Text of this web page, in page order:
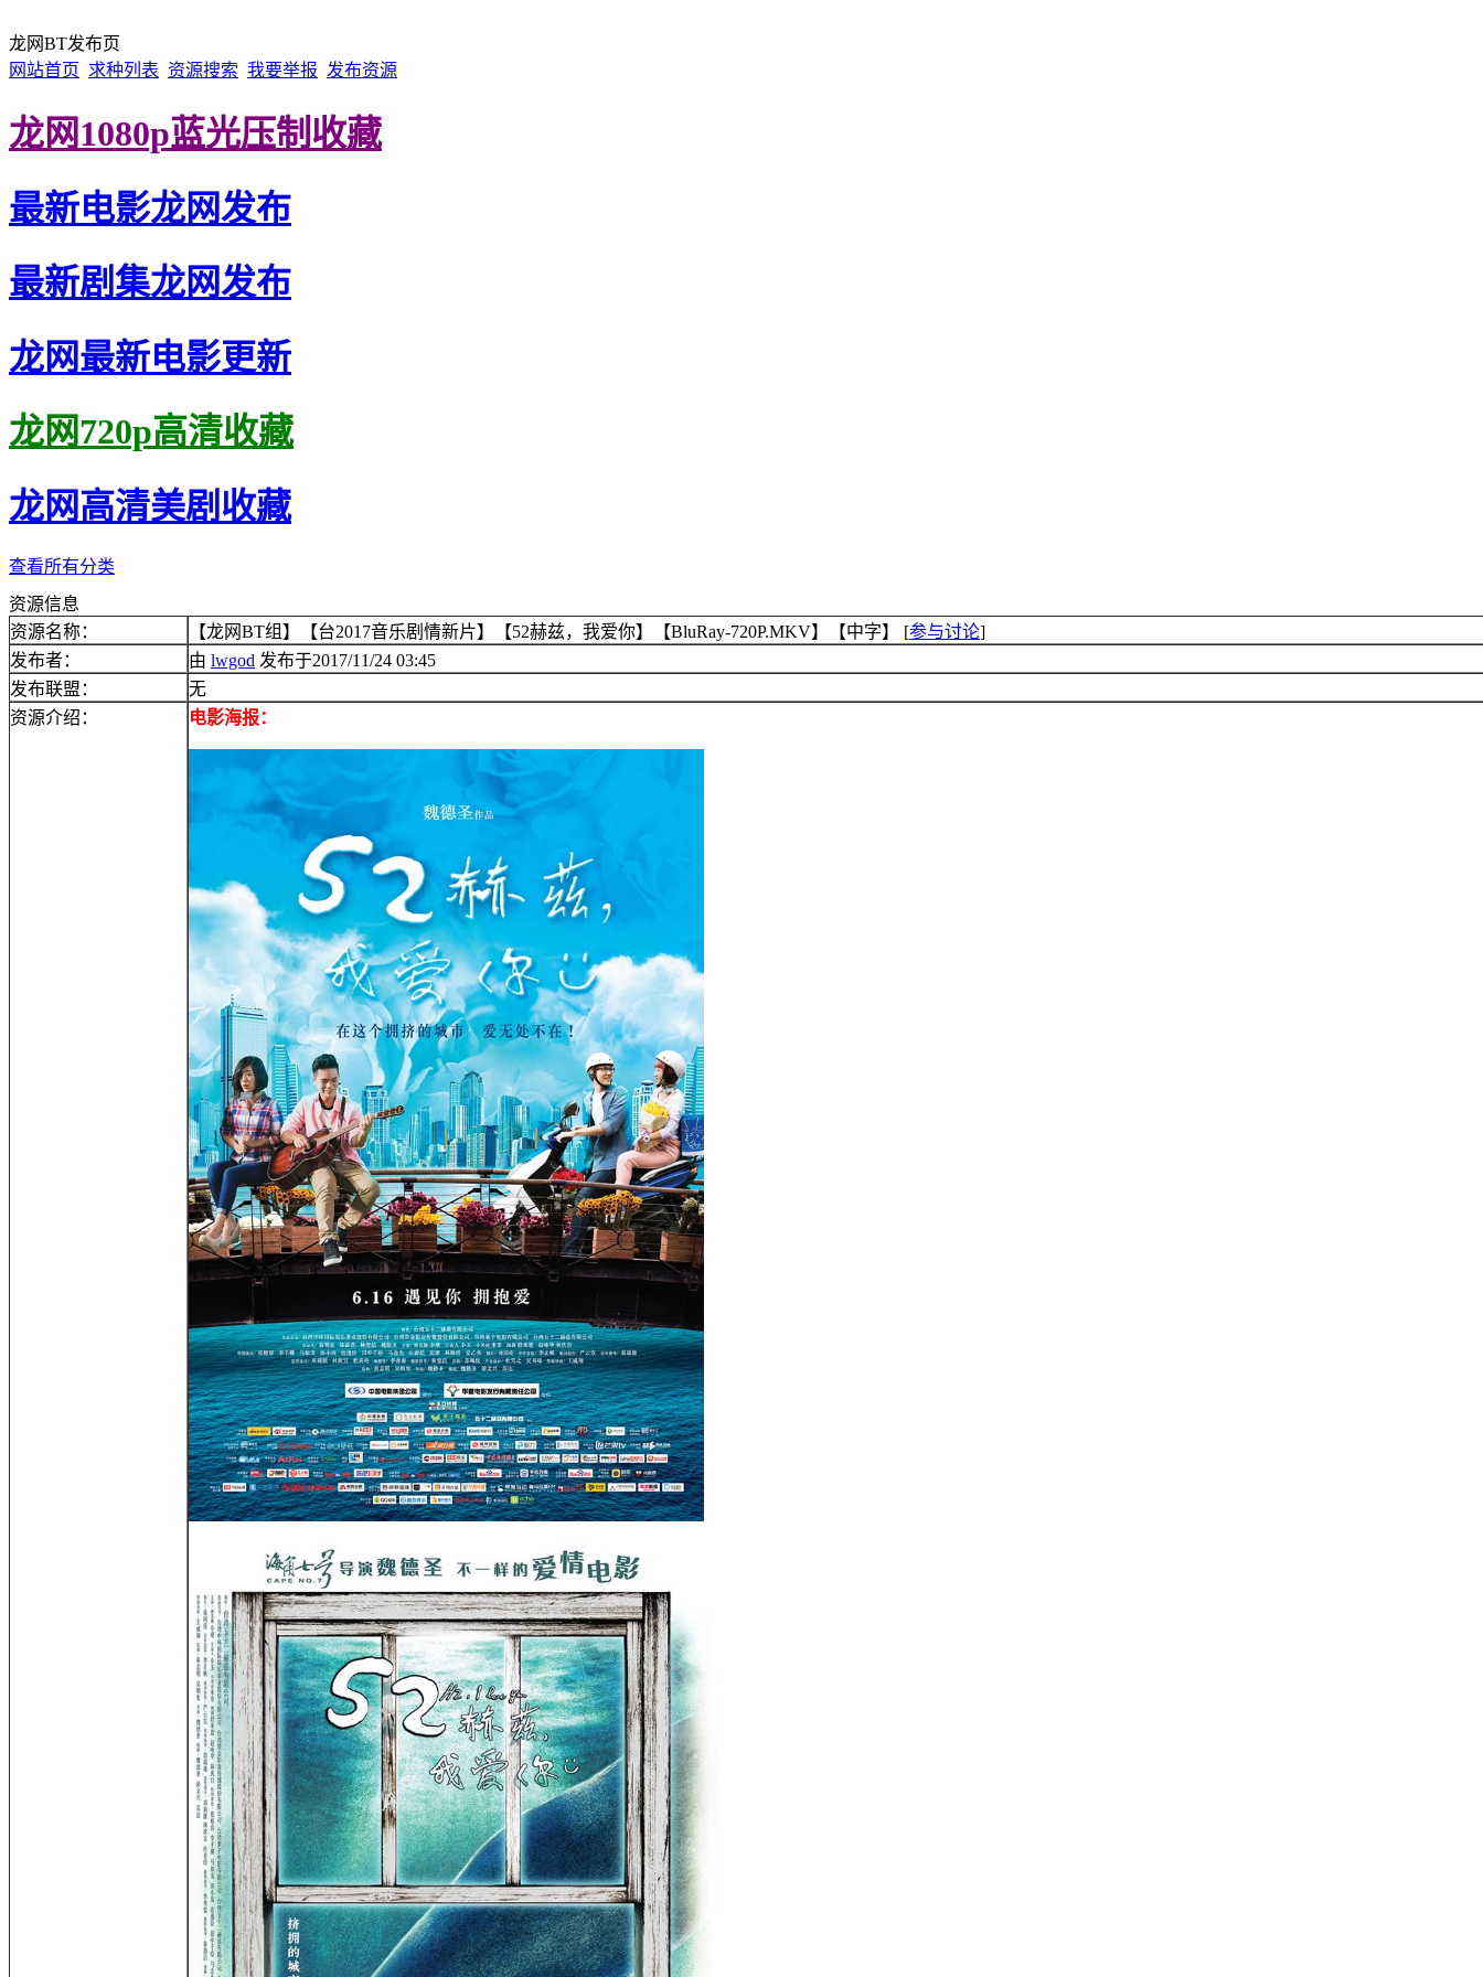
龙网BT发布页
网站首页 求种列表 资源搜索 我要举报 发布资源
龙网1080p蓝光压制收藏
最新电影龙网发布
最新剧集龙网发布
龙网最新电影更新
龙网720p高清收藏
龙网高清美剧收藏
查看所有分类
资源信息
资源名称：
【龙网BT组】【台2017音乐剧情新片】【52赫兹，我爱你】【BluRay-720P.MKV】【中字】 [参与讨论]
发布者：
由 lwgod 发布于2017/11/24 03:45
发布联盟：
无
资源介绍：
电影海报：